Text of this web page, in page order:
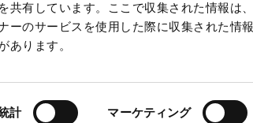
共有しています。ここで収集された情報は
ーのサービスを使用した際に収集された情
あります。
計 マーケティング
ついて 情報セキュリティ基本方針 プ